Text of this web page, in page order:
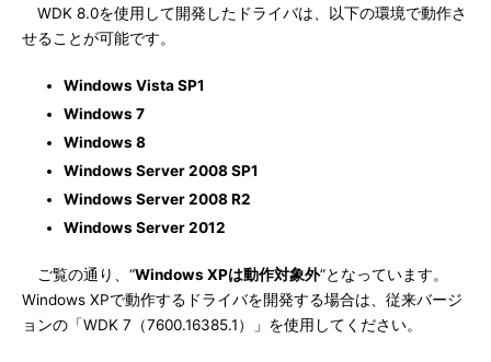
WDK 8.0を使用して開発したドライバは、以下の環境で動作さ
せることが可能です。
Windows Vista SP1
Windows 7
Windows 8
Windows Server 2008 SP1
Windows Server 2008 R2
Windows Server 2012
ご覧の通り、“Windows XPは動作対象外”となっています。
Windows XPで動作するドライバを開発する場合は、従来バージ
ョンの「WDK 7（7600.16385.1）」を使用してください。